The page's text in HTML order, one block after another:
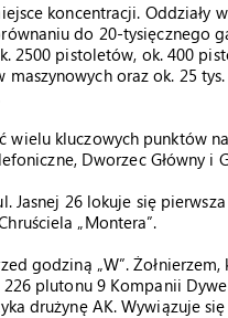
koncentracji. Oddziały
do 20-tysięcznego
2500 pistoletów, ok. 400
maszynowych oraz ok. 25
wielu kluczowych punktów
Dworzec Główny i
Jasnej 26 lokuje się
„Montera”.
godziną „W”.
226 plutonu 9 Kompanii
drużynę AK. Wywiązuje